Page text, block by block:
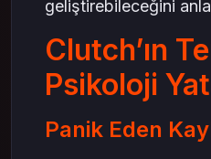
geliştirebileceğini
Clutch’ın
Psikoloji
Panik Eden